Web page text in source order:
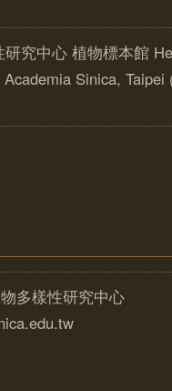
究中心 植物標本館
Sinica, Taipei
多樣性研究中心